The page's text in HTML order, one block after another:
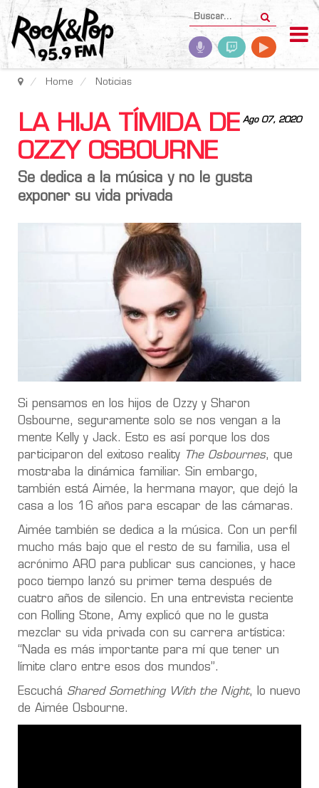
Home Noticias
Ago 07, 2020
LA HIJA TÍMIDA DE
OZZY OSBOURNE
Se dedica a la música y no le gusta
exponer su vida privada
Si pensamos en los hijos de Ozzy y Sharon
Osbourne, seguramente solo se nos vengan a la
mente Kelly y Jack. Esto es así porque los dos
participaron del exitoso reality
The Osbournes, que
mostraba la dinámica familiar. Sin embargo,
también está Aimée, la hermana mayor, que dejó la
casa a los 16 años para escapar de las cámaras.
Aimée también se dedica a la música. Con un perfil
mucho más bajo que el resto de su familia, usa el
acrónimo ARO para publicar sus canciones, y hace
poco tiempo lanzó su primer tema después de
cuatro años de silencio. En una entrevista reciente
con Rolling Stone, Amy explicó que no le gusta
mezclar su vida privada con su carrera artística:
“Nada es más importante para mí que tener un
límite claro entre esos dos mundos”.
Escuchá Shared Something With the Night, lo nuevo
de Aimée Osbourne.